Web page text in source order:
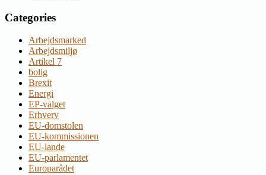
Categories
Arbejdsmarked
Arbejdsmiljø
Artikel 7
bolig
Brexit
Energi
EP-valget
Erhverv
EU-domstolen
EU-kommissionen
EU-lande
EU-parlamentet
Europarådet